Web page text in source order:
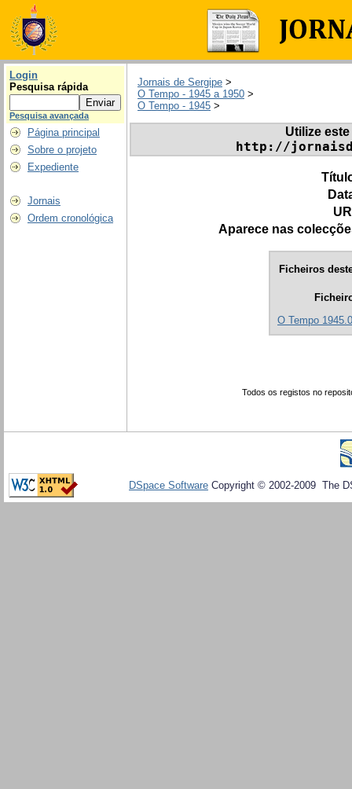
Login
Pesquisa rápida
Pesquisa avançada
Página principal
Sobre o projeto
Expediente
Jornais
Ordem cronológica
Jornais de Sergipe >
O Tempo - 1945 a 1950 >
O Tempo - 1945 >
Utilize
http://
Aparece nas
Ficheiros
O Tempo
Todos os registos no
DSpace Software Copyright © 2002-2009 The